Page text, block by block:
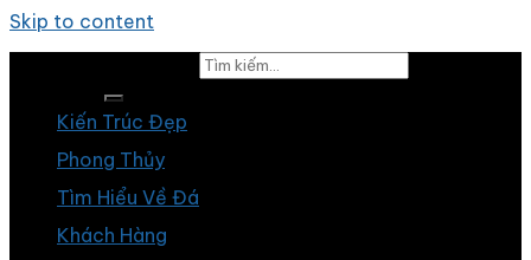
Skip to content
Kiến Trúc Đẹp
Phong Thủy
Tìm Hiểu Về Đá
Khách Hàng